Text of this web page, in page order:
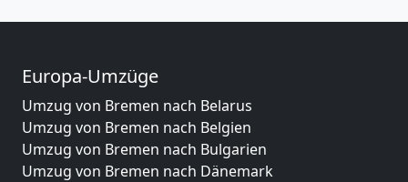
Europa-Umzüge
Umzug von Bremen nach Belarus
Umzug von Bremen nach Belgien
Umzug von Bremen nach Bulgarien
Umzug von Bremen nach Dänemark